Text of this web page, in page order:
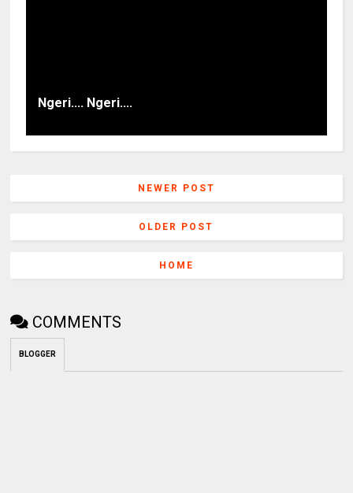
Ngeri.... Ngeri....
NEWER POST
OLDER POST
HOME
COMMENTS
BLOGGER